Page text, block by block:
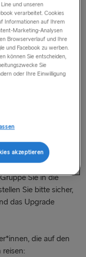
Stena Plus Lounge
Ihr Rabatt wird
Plätze in der Stena
Nordsee reisen
Sie bitte, dass
Verfügbarkeit
Ihre Plätze vor der
Sie in die
Sie bitte sicher,
das Upgrade
die auf den
und unseren
verarbeitet. Cookies
Informationen auf Ihrem
Marketing-Analysen
Browserverlauf und Ihre
und Facebook zu werben.
können Sie entscheiden,
Sie
oder Ihre Einwilligung
akzeptieren